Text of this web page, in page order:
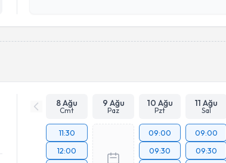
Takvim Talebini Gönder
8 Ağu
Cmt
9 Ağu
Paz
10 Ağu
Pzt
11 Ağu
Sal
11:30
12:00
09:00
09:30
09:00
09:30